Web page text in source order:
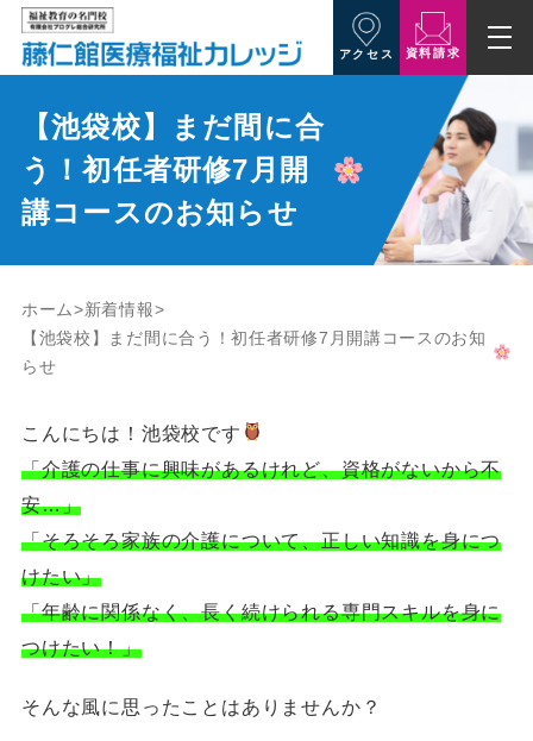
アクセス 資料請求
【池袋校】まだ間に合
う！初任者研修7月開
講コースのお知らせ
ホーム
新着情報
【池袋校】まだ間に合う！初任者研修7月開講コースのお知
らせ
こんにちは！池袋校です
「介護の仕事に興味があるけれど、資格がないから不
安…」
「そろそろ家族の介護について、正しい知識を身につ
けたい」
「年齢に関係なく、長く続けられる専門スキルを身に
つけたい！」
そんな風に思ったことはありませんか？